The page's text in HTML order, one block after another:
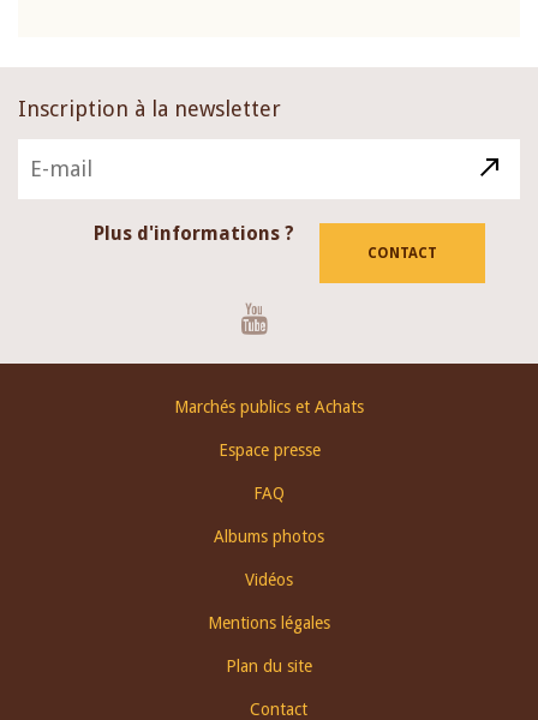
Inscription à la newsletter
Plus d'informations ?
CONTACT
Marchés publics et Achats
Espace presse
FAQ
Albums photos
Vidéos
Mentions légales
Plan du site
Contact